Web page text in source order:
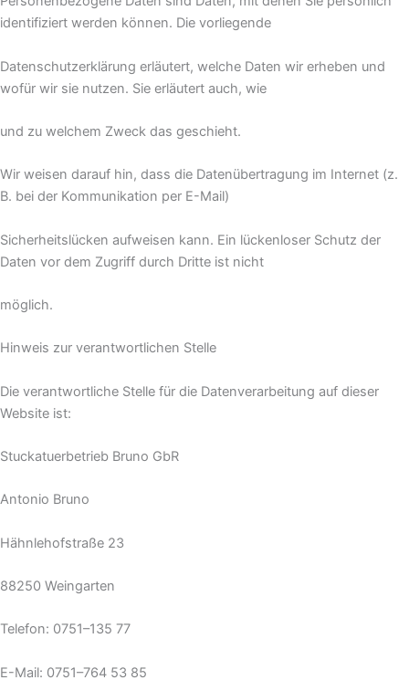
identifiziert werden können. Die vorliegende
Datenschutzerklärung erläutert, welche Daten wir erheben und
wofür wir sie nutzen. Sie erläutert auch, wie
und zu welchem Zweck das geschieht.
Wir weisen darauf hin, dass die Datenübertragung im Internet (z.
B. bei der Kommunikation per E-Mail)
Sicherheitslücken aufweisen kann. Ein lückenloser Schutz der
Daten vor dem Zugriff durch Dritte ist nicht
möglich.
Hinweis zur verantwortlichen Stelle
Die verantwortliche Stelle für die Datenverarbeitung auf dieser
Website ist:
Stuckatuerbetrieb Bruno GbR
Antonio Bruno
Hähnlehofstraße 23
88250 Weingarten
Telefon: 0751–135 77
E-Mail: 0751–764 53 85